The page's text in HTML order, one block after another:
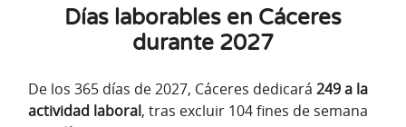
Días laborables en Cáceres
durante 2027
De los 365 días de 2027, Cáceres dedicará 249 a la
actividad laboral, tras excluir 104 fines de semana